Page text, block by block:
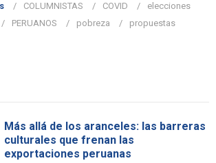
COLUMNISTAS COVID
elecciones
PERUANOS pobreza
propuestas
Más allá de los aranceles: las barreras
culturales que frenan las
exportaciones peruanas